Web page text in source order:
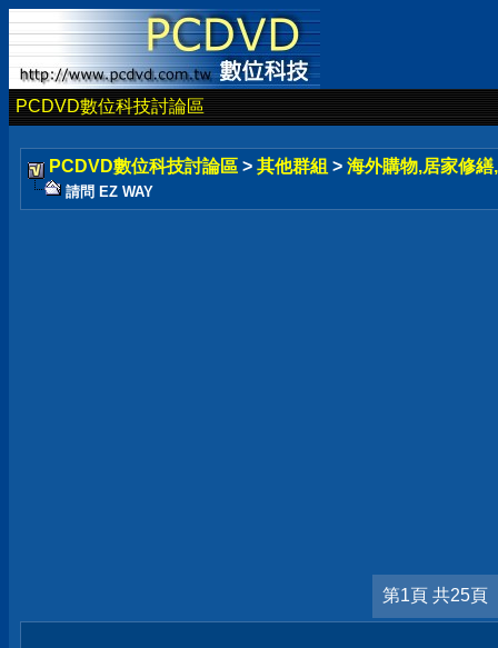
PCDVD數位科技討論區
PCDVD數位科技討論區 > 其他群組 > 海外購物,居家修
請問 EZ WAY
第1頁 共25頁